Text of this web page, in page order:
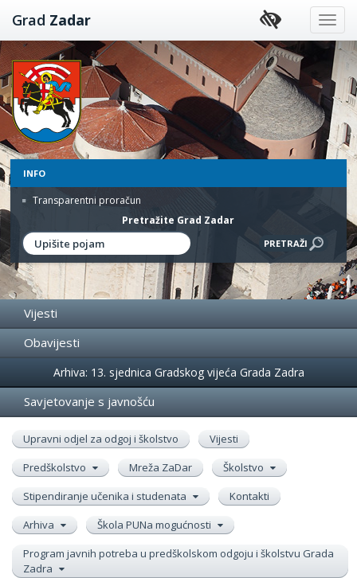
Preskoči
na
sadržaj
Grad Zadar
INFO
Transparentni proračun
Pretražite Grad Zadar
Vijesti
Obavijesti
Događanja
Arhiva: 13. sjednica Gradskog vijeća Grada Zadra
Savjetovanje s javnošću
Upravni odjel za odgoj i školstvo
Vijesti
Predškolstvo
Mreža ZaDar
Školstvo
Stipendiranje učenika i studenata
Kontakti
Arhiva
Škola PUNa mogućnosti
Program javnih potreba u predškolskom odgoju i školstvu Grada
Zadra